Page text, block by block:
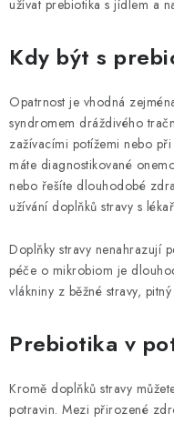
užívat prebiotika s jídlem a
Kdy být s
Opatrnost je vhodná
syndromem dráždivého
zažívacími potížemi nebo
máte diagnostikované
nebo řešíte dlouhodobé
užívání doplňků stravy s
Doplňky stravy nenahrazují
péče o mikrobiom je
vlákniny z běžné stravy,
Prebiotika v
Kromě doplňků stravy
potravin. Mezi přirozené